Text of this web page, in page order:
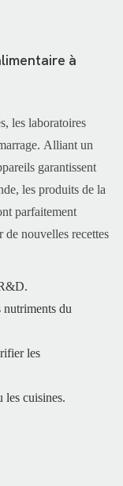
à
les laboratoires
Alliant un
garantissent
les produits de la
parfaitement
de nouvelles recettes
du
les
les cuisines.